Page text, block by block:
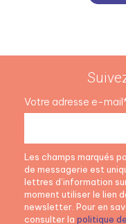
Votre adresse e-
Les champs marqués
de messagerie est
lettres d’information
moment utiliser le lien
newsletter. Pour en
consulter la politique